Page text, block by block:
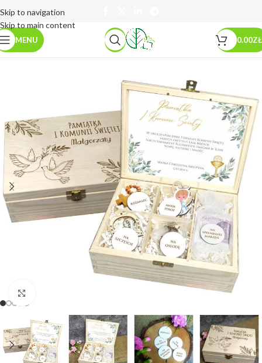
Skip to navigation
Skip to main content
MENU 0.00ZŁ